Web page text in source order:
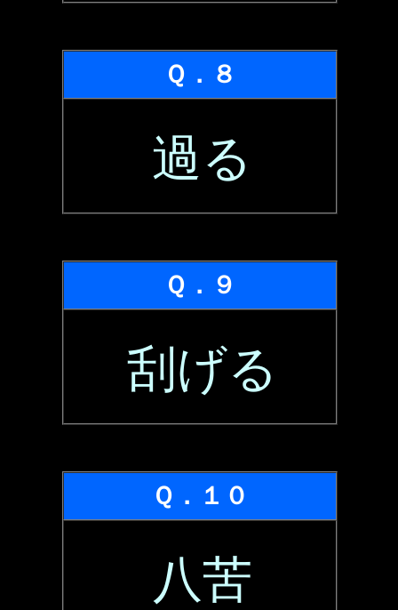
Ｑ．８
過る
Ｑ．９
刮げる
Ｑ．１０
八苦